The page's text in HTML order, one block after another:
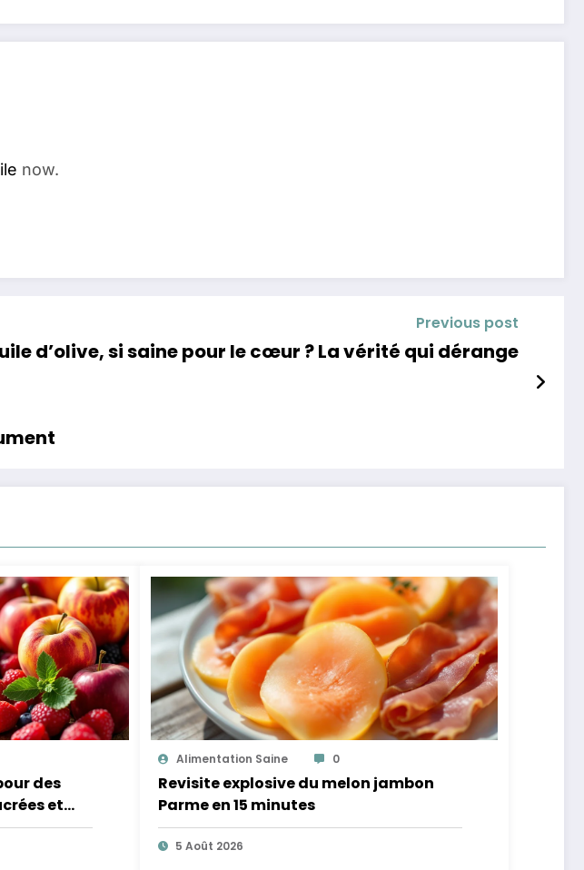
now.
Previous post
d’olive, si saine pour le cœur ? La vérité qui dérange
des
et
Alimentation Saine 0
Revisite explosive du melon jambon
Parme en 15 minutes
5 Août 2026